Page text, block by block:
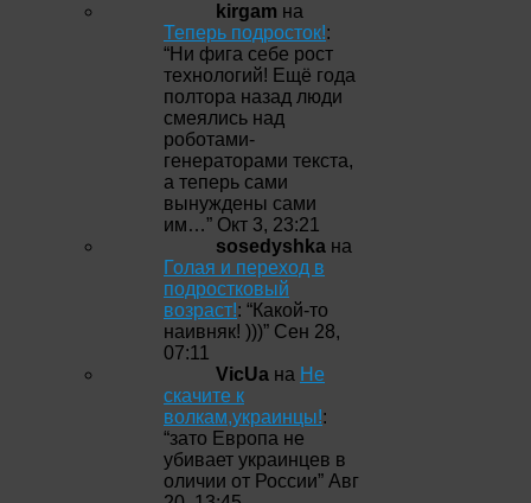
kirgam на
Теперь подросток!:
“Ни фига себе рост
технологий! Ещё года
полтора назад люди
смеялись над
роботами-
генераторами текста,
а теперь сами
вынуждены сами
им…” Окт 3, 23:21
sosedyshka на
Голая и переход в
подростковый
возраст!: “Какой-то
наивняк! )))” Сен 28,
07:11
VicUa на Не
скачите к
волкам,украинцы!:
“зато Европа не
убивает украинцев в
оличии от России” Авг